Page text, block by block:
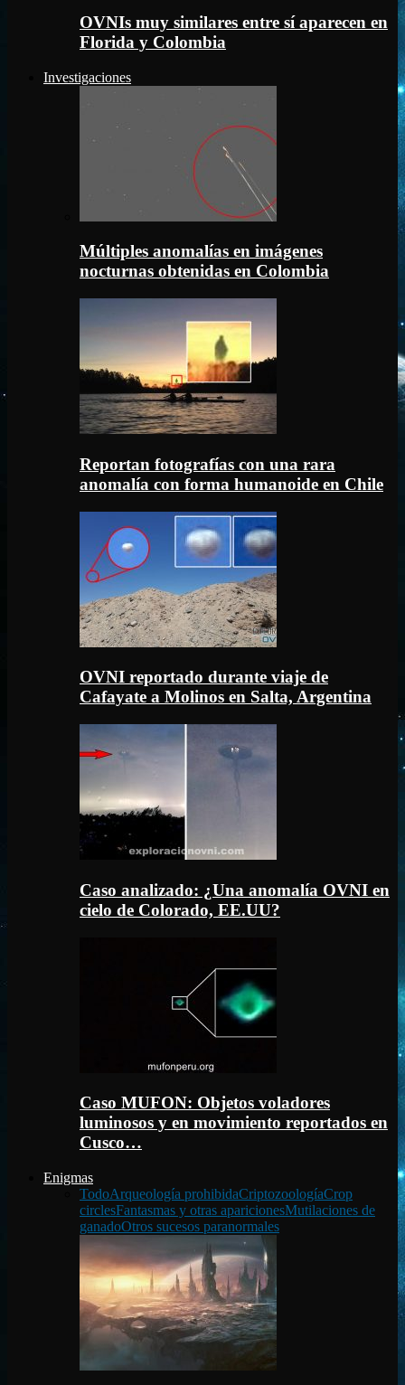
OVNIs muy similares entre sí aparecen en
Florida y Colombia
Investigaciones
Múltiples anomalías en imágenes
nocturnas obtenidas en Colombia
Reportan fotografías con una rara
anomalía con forma humanoide en Chile
OVNI reportado durante viaje de
Cafayate a Molinos en Salta, Argentina
Caso analizado: ¿Una anomalía OVNI en
cielo de Colorado, EE.UU?
Caso MUFON: Objetos voladores
luminosos y en movimiento reportados en
Cusco…
Enigmas
TodoArqueología prohibidaCriptozoologíaCrop
circlesFantasmas y otras aparicionesMutilaciones de
ganadoOtros sucesos paranormales